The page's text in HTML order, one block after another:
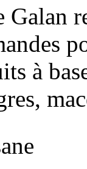
Galan
à